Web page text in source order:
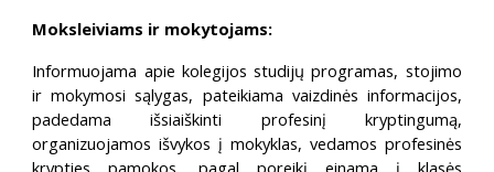
Moksleiviams ir mokytojams:
Informuojama apie kolegijos studijų programas, stojimo
ir mokymosi sąlygas, pateikiama vaizdinės informacijos,
padedama išsiaiškinti profesinį kryptingumą,
organizuojamos išvykos į mokyklas, vedamos profesinės